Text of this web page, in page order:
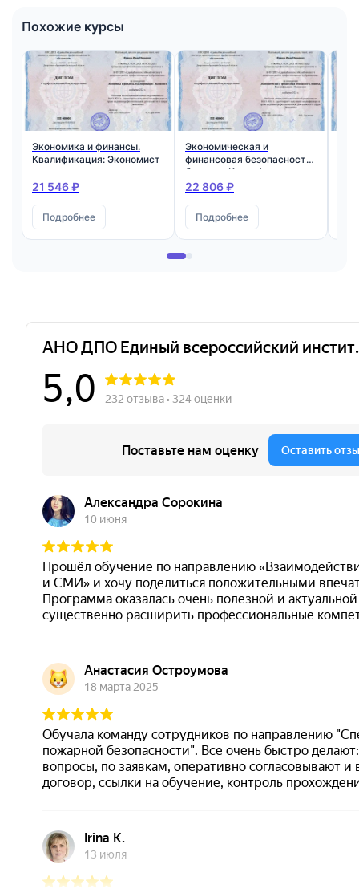
Похожие курсы
Экономика и финансы.
Квалификация: Экономист
21 546 ₽
Подробнее
Экономическая и
финансовая безопасность
бизнеса. Квалификация:
Экономист
22 806 ₽
Подробнее